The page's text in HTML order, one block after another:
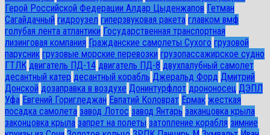
Герой Российской Федерации Алдар Цыденжапов Гетман
Сагайдачный гидроузел гиперзвуковая ракета главком вмф
голубая лента атлантики Государственная транспортная
лизинговая компания Гражданские самолеты Сухого грузовой
парусник грузовые морские перевозки грузопассажирское судно
ГТЛК двигатель ПД-14 двигатель ПД-8 двухпалубный самолет
десантный катер десантный корабль Джеральд Форд Дмитрий
Донской дозаправка в воздухе Донинтурфлот дрононосец ДЭПЛ
Уфа Евгений Горигледжан Евпатий Коловрат Ермак жесткая
посадка самолета завод Лотос завод Янтарь заканцовка крыла
законцовка крыла запрет на полеты затопление корабля зимние